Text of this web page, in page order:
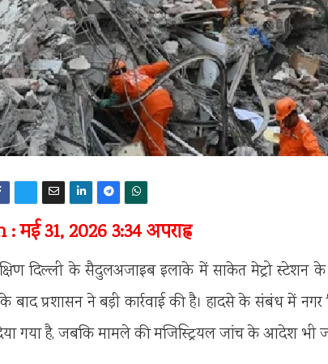
मई 31, 2026 3:34 अपराह्न
दिल्ली के सैदुलअजाइब इलाके में साकेत मेट्रो स्टेशन के
बाद प्रशासन ने बड़ी कार्रवाई की है। हादसे के संबंध में
गया है, जबकि मामले की मजिस्ट्रियल जांच के आदेश भी